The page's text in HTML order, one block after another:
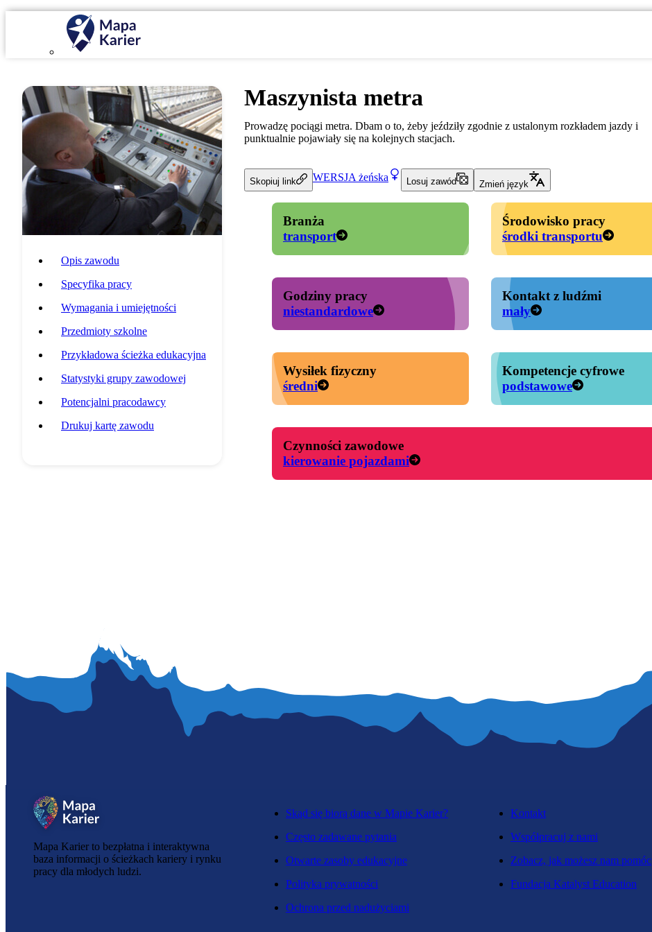
Opis zawodu
Specyfika pracy
Wymagania i umiejętności
Przedmioty szkolne
Przykładowa ścieżka edukacyjna
Statystyki grupy zawodowej
Potencjalni pracodawcy
Drukuj kartę zawodu
Maszynista metra
Prowadzę pociągi metra. Dbam o to, żeby jeździły zgodnie z ustalonym rozkładem jazdy i
punktualnie pojawiały się na kolejnych stacjach.
Skopiuj link WERSJA żeńska Losuj zawód Zmień język
Branża
transport
Środowisko pracy
środki transportu
Godziny pracy
niestandardowe
Kontakt z ludźmi
mały
Wysiłek fizyczny
średni
Kompetencje cyfrowe
podstawowe
Czynności zawodowe
kierowanie pojazdami
Mapa Karier to bezpłatna i interaktywna
baza informacji o ścieżkach kariery i rynku
pracy dla młodych ludzi.
Skąd się biorą dane w Mapie Karier?
Często zadawane pytania
Otwarte zasoby edukacyjne
Polityka prywatności
Ochrona przed nadużyciami
Kontakt
Współpracuj z nami
Zobacz, jak możesz nam pomóc
Fundacja Katalyst Education